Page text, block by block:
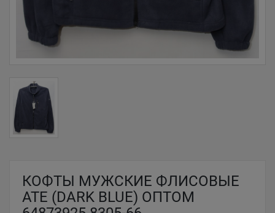
КОФТЫ МУЖСКИЕ ФЛИСОВЫЕ
ATE (DARK BLUE) ОПТОМ